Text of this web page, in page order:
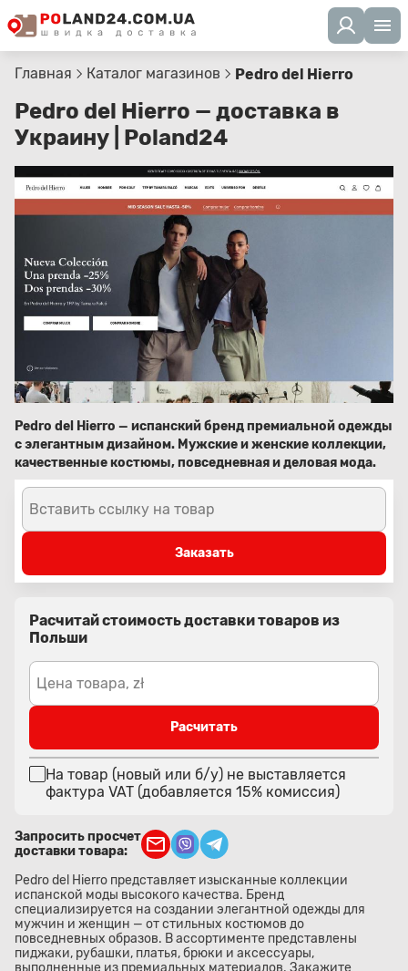
Главная Каталог магазинов Pedro del Hierro
Pedro del Hierro — доставка в
Украину | Poland24
Pedro del Hierro — испанский бренд премиальной одежды
с элегантным дизайном. Мужские и женские коллекции,
качественные костюмы, повседневная и деловая мода.
Вставить ссылку на товар
Заказать
Расчитай стоимость доставки товаров из
Польши
Цена товара, zł
Расчитать
На товар (новый или б/у) не выставляется
фактура VAT (добавляется 15% комиссия)
Запросить просчет
доставки товара:
Pedro del Hierro представляет изысканные коллекции
испанской моды высокого качества. Бренд
специализируется на создании элегантной одежды для
мужчин и женщин — от стильных костюмов до
повседневных образов. В ассортименте представлены
пиджаки, рубашки, платья, брюки и аксессуары,
выполненные из премиальных материалов. Закажите